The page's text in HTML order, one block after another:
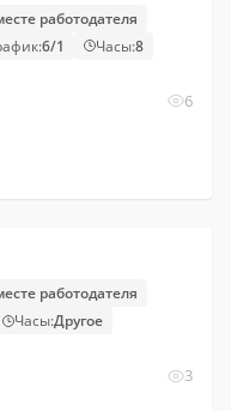
работодателя
6/1 Часы:8
6
работодателя
Часы:Другое
3